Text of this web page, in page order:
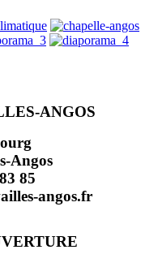
ANGOS
Angos
85
angos.fr